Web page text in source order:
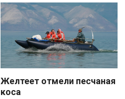
Желтеет отмели песчаная
коса